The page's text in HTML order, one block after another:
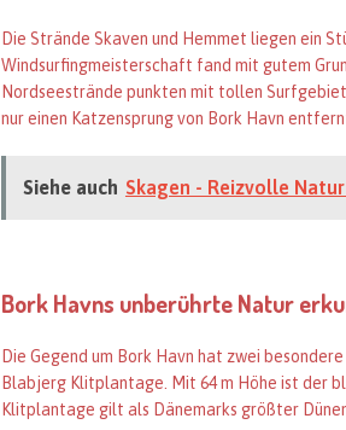
Die Strände Skaven und Hemmet liegen ein
Windsurfingmeisterschaft fand mit gutem
Nordseestrände punkten mit tollen
nur einen Katzensprung von Bork Havn
Siehe auch Skagen - Reizvolle
Bork Havns unberührte Natur
Die Gegend um Bork Havn hat zwei
Blabjerg Klitplantage. Mit 64 m Höhe ist der
Klitplantage gilt als Dänemarks größter